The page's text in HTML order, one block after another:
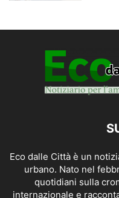
Eco dalle Città è un
urbano. Nato nel
quotidiani sulla
internazionale e